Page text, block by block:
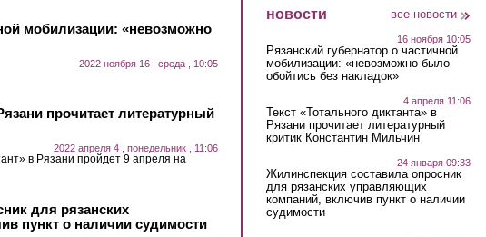
мобилизации: «невозможно
2022 ноября 16 , среда , 10:05
прочитает литературный
2022 апреля 4 , понедельник , 11:06
в Рязани пройдет 9 апреля на
для рязанских
пункт о наличии судимости
новости все новости
16 ноября 10:05
Рязанский губернатор о частичной
мобилизации: «невозможно было
обойтись без накладок»
4 апреля 11:06
Текст «Тотального диктанта» в
Рязани прочитает литературный
критик Константин Мильчин
24 января 09:33
Жилинспекция составила опросник
для рязанских управляющих
компаний, включив пункт о наличии
судимости